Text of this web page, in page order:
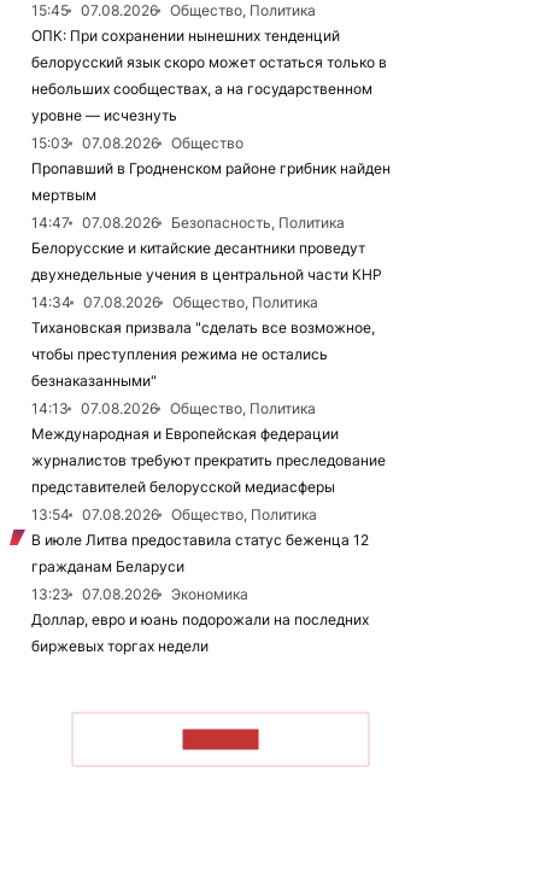
15:45
07.08.2026
Общество, Политика
ОПК: При сохранении нынешних тенденций
белорусский язык скоро может остаться только в
небольших сообществах, а на государственном
уровне — исчезнуть
15:03
07.08.2026
Общество
Пропавший в Гродненском районе грибник найден
мертвым
14:47
07.08.2026
Безопасность, Политика
Белорусские и китайские десантники проведут
двухнедельные учения в центральной части КНР
14:34
07.08.2026
Общество, Политика
Тихановская призвала "сделать все возможное,
чтобы преступления режима не остались
безнаказанными"
14:13
07.08.2026
Общество, Политика
Международная и Европейская федерации
журналистов требуют прекратить преследование
представителей белорусской медиасферы
13:54
07.08.2026
Общество, Политика
В июле Литва предоставила статус беженца 12
гражданам Беларуси
13:23
07.08.2026
Экономика
Доллар, евро и юань подорожали на последних
биржевых торгах недели